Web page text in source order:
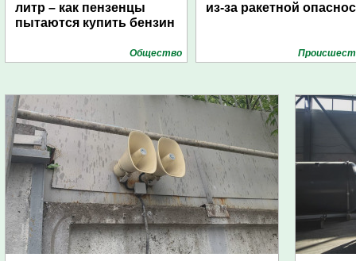
литр – как пензенцы
пытаются купить бензин
Общество
из-за ракетной